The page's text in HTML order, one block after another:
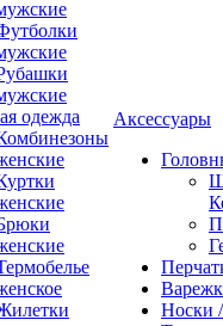
одежда
Аксессуары
Носки /